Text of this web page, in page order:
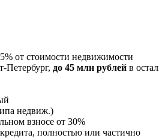
от стоимости недвижимости
Петербург, до 45 млн рублей в
недвиж.)
взносе от 30%
полностью или частично